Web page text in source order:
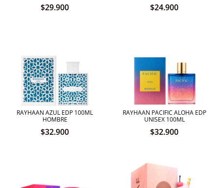
$29.900 $24.900
RAYHAAN AZUL EDP 100ML
HOMBRE
$32.900
RAYHAAN PACIFIC ALOHA EDP
UNISEX 100ML
$32.900